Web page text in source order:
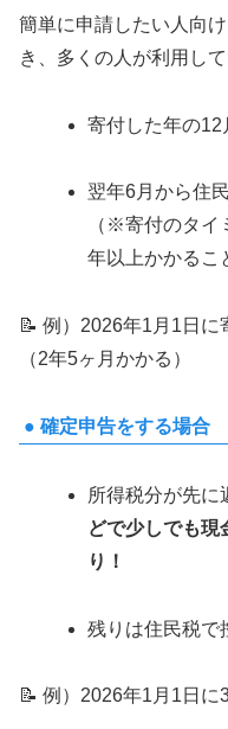
簡単に申請したい人向
き、多くの人が利用し
寄付した年の12
翌年6月から住
（※寄付のタイ
年以上かかるこ
📝 例）2026年1月1日
（2年5ヶ月かかる）
● 確定申告をする場合
所得税分が先
どで少しでも現
り！
残りは住民税で
📝 例）2026年1月1日に